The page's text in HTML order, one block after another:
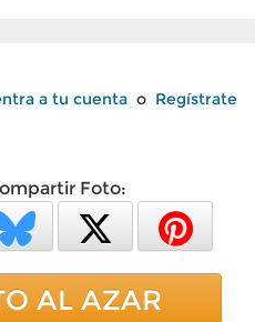
a tu cuenta o Regístrate
Foto:
AL AZAR